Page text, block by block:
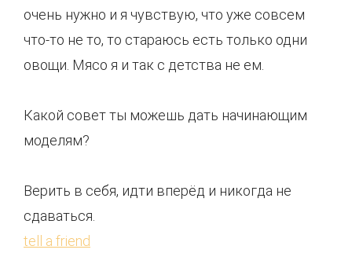
очень нужно и я чувствую, что уже совсем
что-то не то, то стараюсь есть только одни
овощи. Мясо я и так с детства не ем.
Какой совет ты можешь дать начинающим
моделям?
Верить в себя, идти вперёд и никогда не
сдаваться.
tell a friend